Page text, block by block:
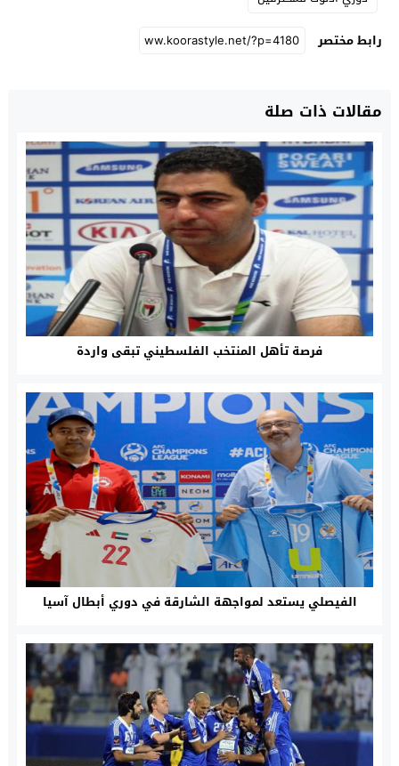
رابط مختصر
مقالات ذات صلة
فرصة تأهل المنتخب الفلسطيني تبقى واردة
الفيصلي يستعد لمواجهة الشارقة في دوري أبطال آسيا